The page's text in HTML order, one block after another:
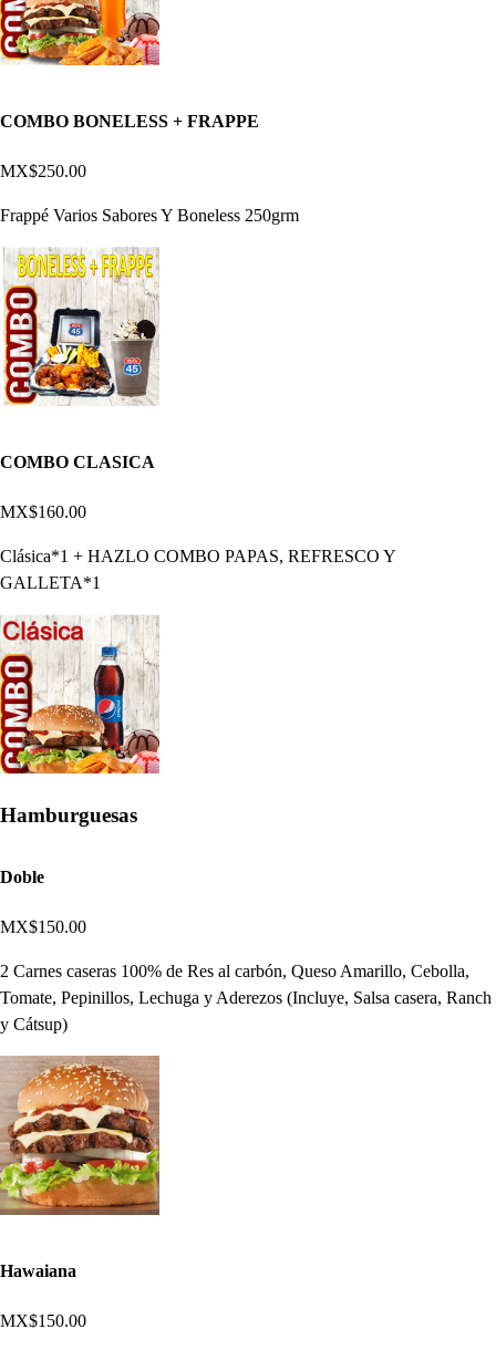
COMBO BONELESS + FRAPPE
MX$250.00
Frappé Varios Sabores Y Boneless 250grm
COMBO CLASICA
MX$160.00
Clásica*1 + HAZLO COMBO PAPAS, REFRESCO Y
GALLETA*1
Hamburguesas
Doble
MX$150.00
2 Carnes caseras 100% de Res al carbón, Queso Amarillo, Cebolla,
Tomate, Pepinillos, Lechuga y Aderezos (Incluye, Salsa casera, Ranch
y Cátsup)
Hawaiana
MX$150.00